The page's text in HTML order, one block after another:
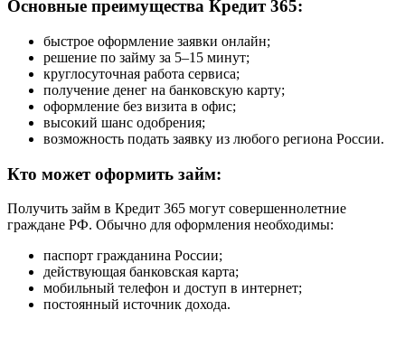
Основные преимущества Кредит 365:
быстрое оформление заявки онлайн;
решение по займу за 5–15 минут;
круглосуточная работа сервиса;
получение денег на банковскую карту;
оформление без визита в офис;
высокий шанс одобрения;
возможность подать заявку из любого региона России.
Кто может оформить займ:
Получить займ в Кредит 365 могут совершеннолетние
граждане РФ. Обычно для оформления необходимы:
паспорт гражданина России;
действующая банковская карта;
мобильный телефон и доступ в интернет;
постоянный источник дохода.